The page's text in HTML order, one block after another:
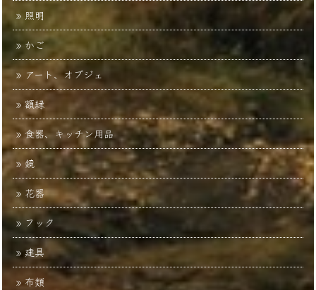
照明
かご
アート、オブジェ
額縁
食器、キッチン用品
鏡
花器
フック
建具
布類